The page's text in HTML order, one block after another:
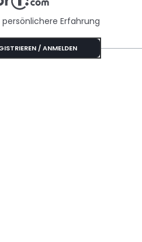
Specials
persönlichere Erfahrung
/ ANMELDEN